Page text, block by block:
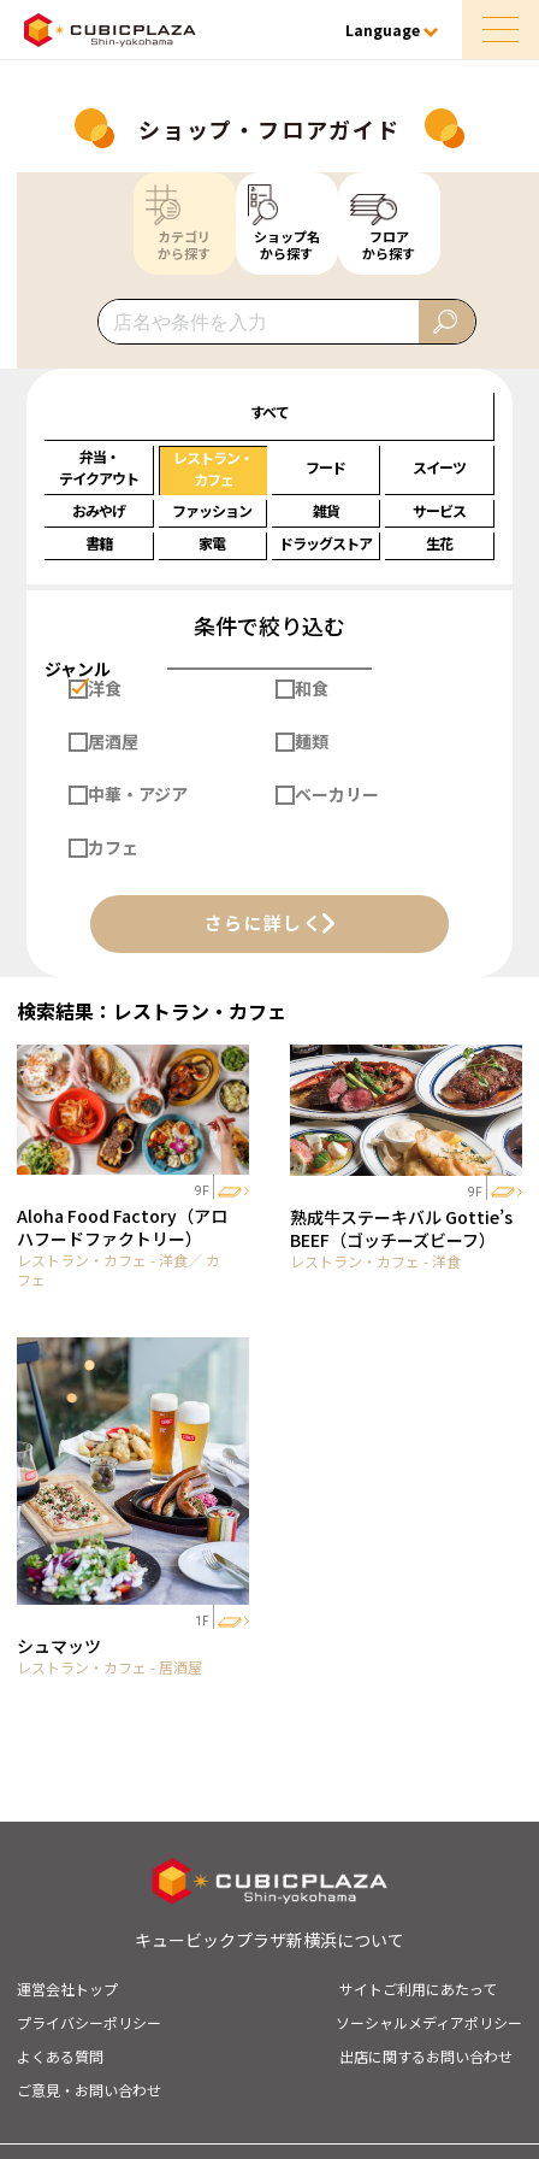
Language
ショップ・フロアガイド
カテゴリ
から探す
ショップ名
から探す
フロア
から探す
すべて
弁当・
テイクアウト
レストラン・
カフェ
フード スイーツ
おみやげ ファッション 雑貨
サービス
書籍
家電 ドラッグストア 生花
条件で絞り込む
ジャンル
洋食
和食
居酒屋 麺類
中華・アジア ベーカリー
カフェ
さらに詳しく
検索結果：レストラン・カフェ
9F
Aloha Food Factory（アロ
ハフードファクトリー）
レストラン・カフェ - 洋食／ カ
フェ
9F
熟成牛ステーキバル Gottie’s
BEEF（ゴッチーズビーフ）
レストラン・カフェ - 洋食
1F
シュマッツ
レストラン・カフェ - 居酒屋
キュービックプラザ新横浜について
運営会社トップ
サイトご利用にあたって
プライバシーポリシー
ソーシャルメディアポリシー
よくある質問
出店に関するお問い合わせ
ご意見・お問い合わせ